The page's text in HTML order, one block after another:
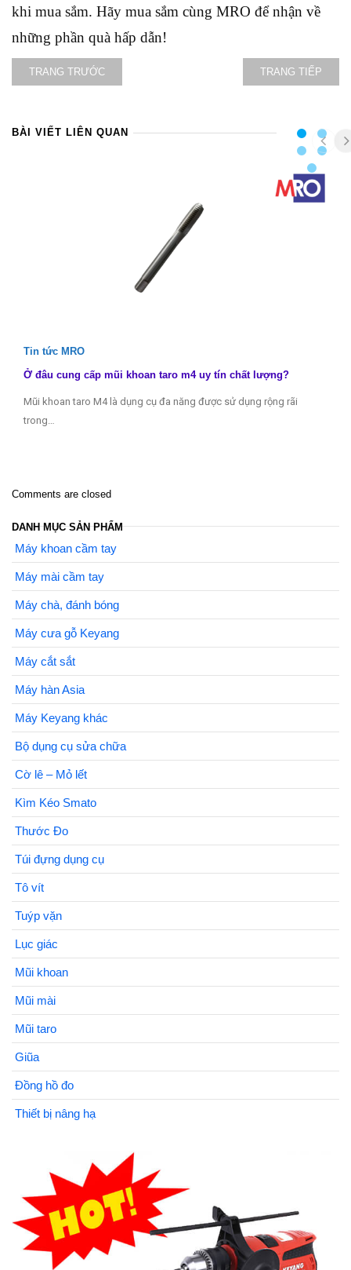
khi mua sắm. Hãy mua sắm cùng MRO để nhận về
những phần quà hấp dẫn!
TRANG TRƯỚC TRANG TIẾP
BÀI VIẾT LIÊN QUAN
Tin tức MRO
Ở đâu cung cấp mũi khoan taro m4 uy tín chất lượng?
Mũi khoan taro M4 là dụng cụ đa năng được sử dụng rộng rãi
trong…
Comments are closed
DANH MỤC SẢN PHẨM
Máy khoan cầm tay
Máy mài cầm tay
Máy chà, đánh bóng
Máy cưa gỗ Keyang
Máy cắt sắt
Máy hàn Asia
Máy Keyang khác
Bộ dụng cụ sửa chữa
Cờ lê – Mỏ lết
Kìm Kéo Smato
Thước Đo
Túi đựng dụng cụ
Tô vít
Tuýp vặn
Lục giác
Mũi khoan
Mũi mài
Mũi taro
Giũa
Đồng hồ đo
Thiết bị nâng hạ